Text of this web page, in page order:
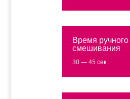
Время ручного
смешивания
30 — 45 сек